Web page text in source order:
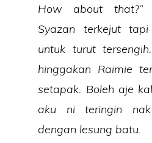
How about that?”
Syazan terkejut
untuk turut
hinggakan Raimie
setapak. Boleh aje
aku ni teringin
dengan lesung batu.